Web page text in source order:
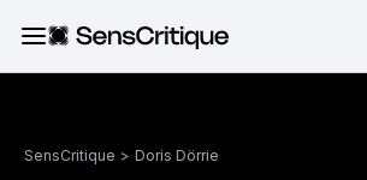
SensCritique > Doris Dörrie